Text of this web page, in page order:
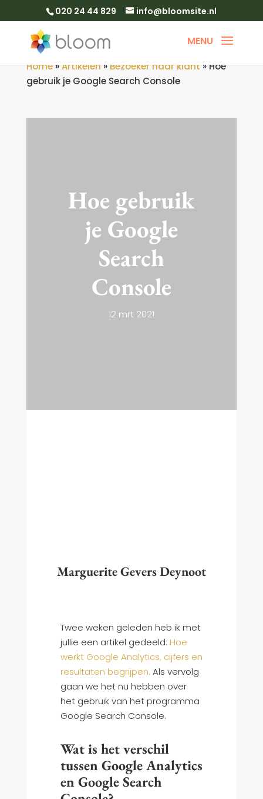
020 24 44 829 info@bloomsite.nl
Home»Artikelen»Bezoeker naar klant»Hoe
gebruik je Google Search Console
Hoe gebruik
je Google
Search
Console
12 mrt 2021
Marguerite Gevers Deynoot
Twee weken geleden heb ik met
jullie een artikel gedeeld: Hoe
werkt Google Analytics, cijfers en
resultaten begrijpen. Als vervolg
gaan we het nu hebben over
het gebruik van het programma
Google Search Console.
Wat is het verschil
tussen Google Analytics
en Google Search